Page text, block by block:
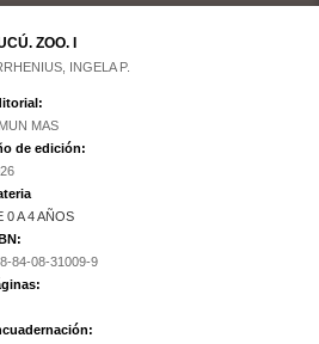
ZOO. I
INGELA P.
MAS
de edición:
0 A 4 AÑOS
84-08-31009-9